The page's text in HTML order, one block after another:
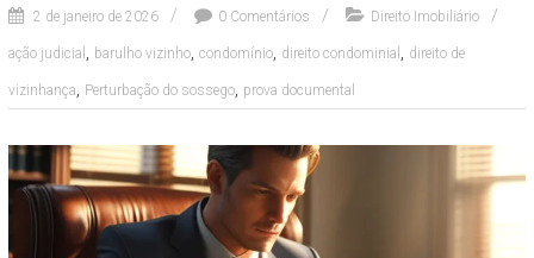
2 de janeiro de 2026 0 Comentários Direito Imobiliário
ação judicial , barulho vizinho, condomínio, direito condominial , direito de
vizinhança, Perturbação do sossego, prova documental